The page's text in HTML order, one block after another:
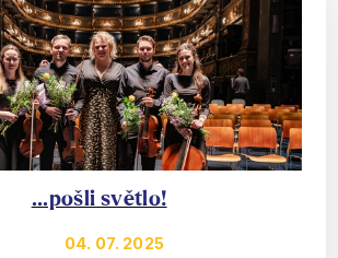
...pošli světlo!
04. 07. 2025